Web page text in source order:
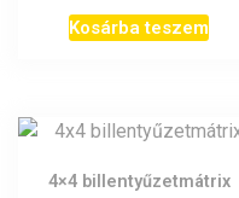
Kosárba teszem
4×4 billentyűzetmátrix